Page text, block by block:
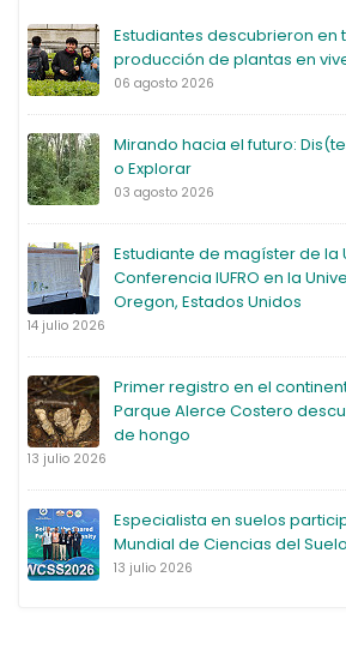
Estudiantes descubrieron en
producción de plantas en
06 agosto 2026
Mirando hacia el futuro:
o Explorar
03 agosto 2026
Estudiante de magíster de la
Conferencia IUFRO en la
Oregon, Estados Unidos
14 julio 2026
Primer registro en el
Parque Alerce Costero
de hongo
13 julio 2026
Especialista en suelos
Mundial de Ciencias del
13 julio 2026